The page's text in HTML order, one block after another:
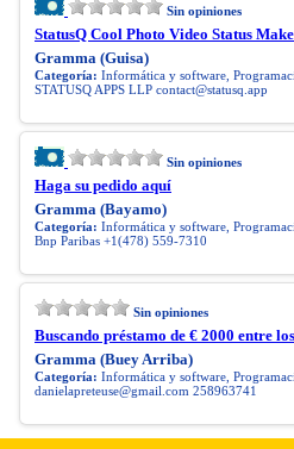
Sin opiniones
StatusQ Cool Photo Video Status
Gramma (Guisa)
Categoría: Informática y software,
STATUSQ APPS LLP contact@statusq.app
Sin opiniones
Haga su pedido aquí
Gramma (Bayamo)
Categoría: Informática y software,
Bnp Paribas +1(478) 559-7310
Sin opiniones
Buscando préstamo de € 2000 entre
Gramma (Buey Arriba)
Categoría: Informática y software,
danielapreteuse@gmail.com 258963741